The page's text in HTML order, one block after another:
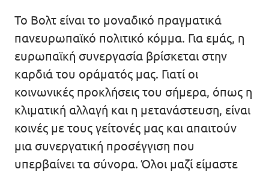
Βολτ Πορτογαλίας
Οι άνθρωποι του Βολτ
Κάνε Δωρεά
Γίνε Μέλος
Γίνε Φίλος
Το Βολτ είναι το μοναδικό πραγματικά
πανευρωπαϊκό πολιτικό κόμμα. Για εμάς, η
ευρωπαϊκή συνεργασία βρίσκεται στην
καρδιά του οράματός μας. Γιατί οι
κοινωνικές προκλήσεις του σήμερα, όπως η
κλιματική αλλαγή και η μετανάστευση, είναι
κοινές με τους γείτονές μας και απαιτούν
μια συνεργατική προσέγγιση που
υπερβαίνει τα σύνορα. Όλοι μαζί είμαστε